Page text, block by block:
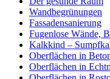
Wandbegrünungen
Fassadensanierung
Fugenlose Wände,
Kalkkind –
Oberflächen in
Oberflächen in